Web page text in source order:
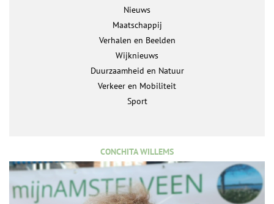
Nieuws
Maatschappij
Verhalen en Beelden
Wijknieuws
Duurzaamheid en Natuur
Verkeer en Mobiliteit
Sport
CONCHITA WILLEMS